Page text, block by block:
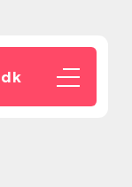
dk